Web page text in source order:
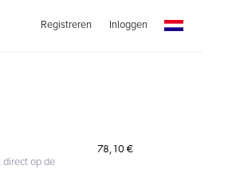
Registreren Inloggen
op de
78,10 €